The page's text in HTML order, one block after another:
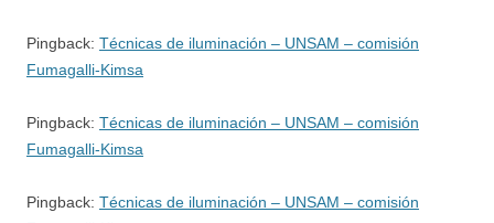
Pingback: Técnicas de iluminación – UNSAM – comisión
Fumagalli-Kimsa
Pingback: Técnicas de iluminación – UNSAM – comisión
Fumagalli-Kimsa
Pingback: Técnicas de iluminación – UNSAM – comisión